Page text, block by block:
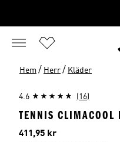
Hem / Herr / Kläder
4.6 (16)
TENNIS CLIMACOOL
Aktuellt pris
411,95 kr